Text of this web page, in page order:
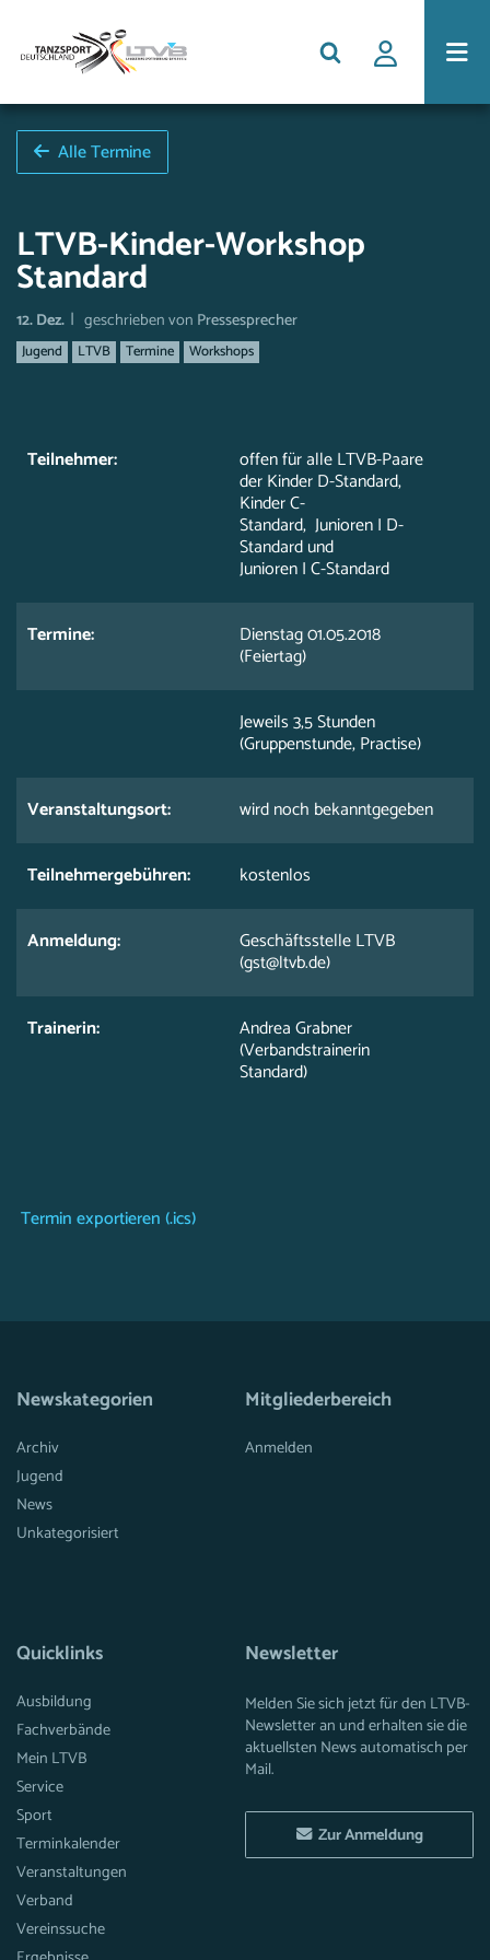
Alle Termine
LTVB-Kinder-Workshop
Standard
12. Dez. | geschrieben von Pressesprecher
Jugend LTVB Termine Workshops
Teilnehmer: offen für alle LTVB-Paare
der Kinder D-Standard,
Kinder C-
Standard, Junioren I D-
Standard und
Junioren I C-Standard
Termine: Dienstag 01.05.2018
(Feiertag)
Jeweils 3,5 Stunden
(Gruppenstunde, Practise)
Veranstaltungsort: wird noch bekanntgegeben
Teilnehmergebühren: kostenlos
Anmeldung: Geschäftsstelle LTVB
(gst@ltvb.de)
Trainerin: Andrea Grabner
(Verbandstrainerin
Standard)
Termin exportieren (.ics)
Newskategorien
Archiv
Jugend
News
Unkategorisiert
Mitgliederbereich
Anmelden
Quicklinks
Ausbildung
Fachverbände
Mein LTVB
Service
Sport
Terminkalender
Veranstaltungen
Verband
Vereinssuche
Newsletter
Melden Sie sich jetzt für den LTVB-
Newsletter an und erhalten sie die
aktuellsten News automatisch per
Mail.
Zur Anmeldung